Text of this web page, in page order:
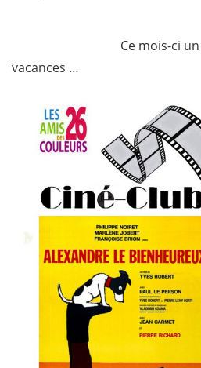
Ce mois-ci
vacances …